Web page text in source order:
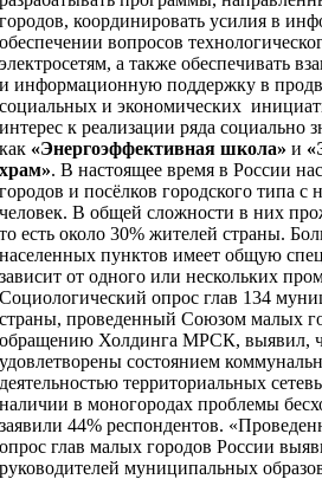
городов, координировать усилия в
обеспечении вопросов
электросетям, а также обеспечивать
и информационную поддержку в
социальных и экономических
интерес к реализации ряда социально
как «Энергоэффективная школа» и
храм». В настоящее время в России
городов и посёлков городского типа с
человек. В общей сложности в них
то есть около 30% жителей страны.
населенных пунктов имеет общую
зависит от одного или нескольких
Социологический опрос глав 134
страны, проведенный Союзом малых
обращению Холдинга МРСК, выявил,
удовлетворены состоянием
деятельностью территориальных
наличии в моногородах проблемы
заявили 44% респондентов.
опрос глав малых городов России
руководителей муниципальных